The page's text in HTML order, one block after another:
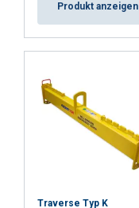
Produkt anzeigen
Traverse Typ K